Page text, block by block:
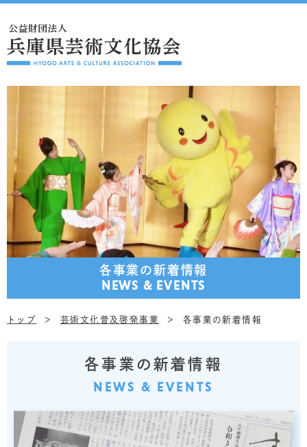
各事業の新着情報
NEWS & EVENTS
トップ 芸術文化普及啓発事業 各事業の新着情報
各事業の新着情報
NEWS & EVENTS